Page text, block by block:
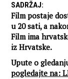
SADRŽAJ:
Film postaje
u 20 sati, a
Film ima
iz Hrvatske.
Upute o
pogledajte na: